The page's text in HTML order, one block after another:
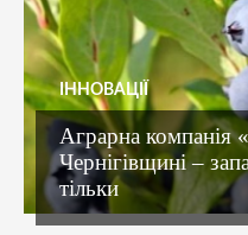
ІННОВАЦІЇ
Аграрна компанія
Чернігівщині –
тільки